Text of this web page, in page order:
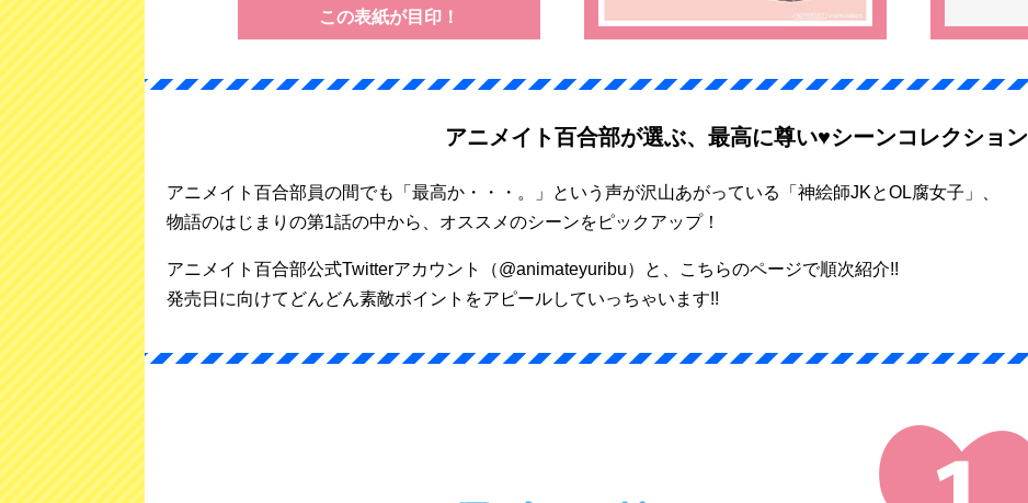
この表紙が目印！
アニメイト百合部が選ぶ、最高に尊い♥シーンコレクション
アニメイト百合部員の間でも「最高か・・・。」という声が沢山あがっている「神絵師JKとOL腐女子」、
物語のはじまりの第1話の中から、オススメのシーンをピックアップ！
アニメイト百合部公式Twitterアカウント（@animateyuribu）と、こちらのページで順次紹介!!
発売日に向けてどんどん素敵ポイントをアピールしていっちゃいます!!